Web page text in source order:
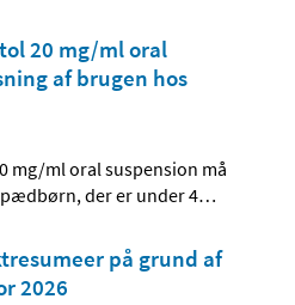
20 mg/ml oral
af brugen hos
mg/ml oral suspension må
der er under 4…
på grund af
2026